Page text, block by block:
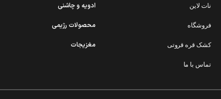
نات لاین
فروشگاه
کشک قره قروتی
تماس با ما
ادویه و چاشنی
محصولات رژیمی
مغزیجات